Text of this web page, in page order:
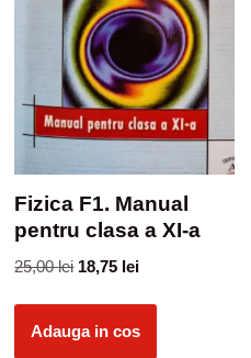
Fizica F1. Manual
pentru clasa a XI-a
25,00lei 18,75 lei
Adauga in cos